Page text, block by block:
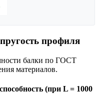
профиля
балки по ГОСТ
материалов.
(при L = 1000